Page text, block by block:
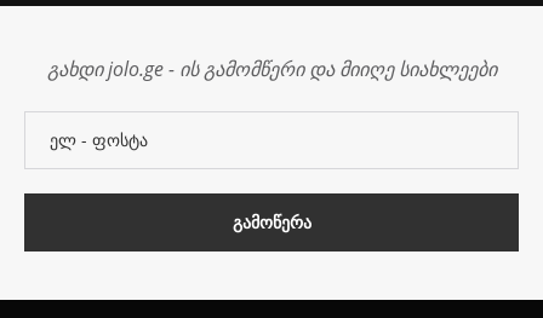
გახდი jolo.ge - ის გამომწერი და მიიღე სიახლეები